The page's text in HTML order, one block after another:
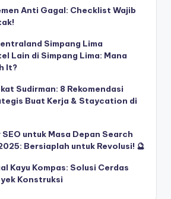
Anti Gagal: Checklist Wajib
Simpang Lima
Lain di Simpang Lima: Mana
It?
Sudirman: 8 Rekomendasi
Buat Kerja & Staycation di
SEO untuk Masa Depan Search
Bersiaplah untuk Revolusi! 🔮
Kayu Kompas: Solusi Cerdas
Konstruksi